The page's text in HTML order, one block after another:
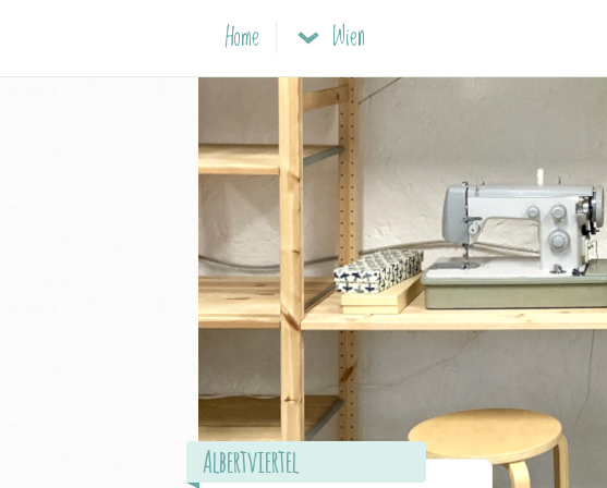
Home Wien
Albertviertel